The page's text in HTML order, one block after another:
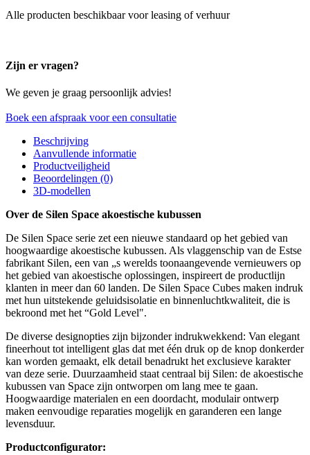
Alle producten beschikbaar voor leasing of verhuur
Zijn er vragen?
We geven je graag persoonlijk advies!
Boek een afspraak voor een consultatie
Beschrijving
Aanvullende informatie
Productveiligheid
Beoordelingen (0)
3D-modellen
Over de Silen Space akoestische kubussen
De Silen Space serie zet een nieuwe standaard op het gebied van
hoogwaardige akoestische kubussen. Als vlaggenschip van de Estse
fabrikant Silen, een van „s werelds toonaangevende vernieuwers op
het gebied van akoestische oplossingen, inspireert de productlijn
klanten in meer dan 60 landen. De Silen Space Cubes maken indruk
met hun uitstekende geluidsisolatie en binnenluchtkwaliteit, die is
bekroond met het “Gold Level".
De diverse designopties zijn bijzonder indrukwekkend: Van elegant
fineerhout tot intelligent glas dat met één druk op de knop donkerder
kan worden gemaakt, elk detail benadrukt het exclusieve karakter
van deze serie. Duurzaamheid staat centraal bij Silen: de akoestische
kubussen van Space zijn ontworpen om lang mee te gaan.
Hoogwaardige materialen en een doordacht, modulair ontwerp
maken eenvoudige reparaties mogelijk en garanderen een lange
levensduur.
Productconfigurator: